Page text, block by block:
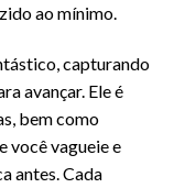
ao mínimo.
capturando
avançar. Ele é
bem como
você vagueie e
antes. Cada